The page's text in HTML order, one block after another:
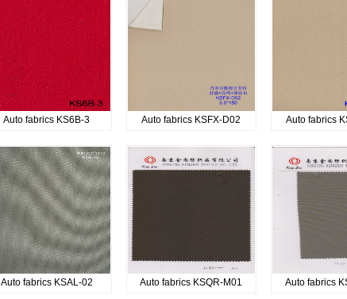
Auto fabrics KS6B-3 Auto fabrics KSFX-D02 Auto fabrics
Auto fabrics KSAL-02 Auto fabrics KSQR-M01 Auto fabrics